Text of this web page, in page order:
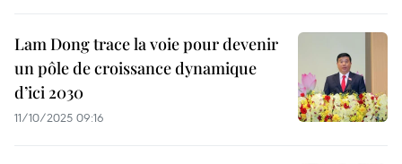
Lam Dong trace la voie pour devenir
un pôle de croissance dynamique
d’ici 2030
11/10/2025 09:16